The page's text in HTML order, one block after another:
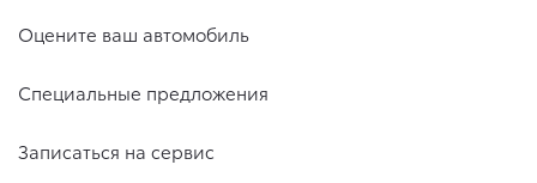
Оцените ваш автомобиль
Специальные предложения
Записаться на сервис